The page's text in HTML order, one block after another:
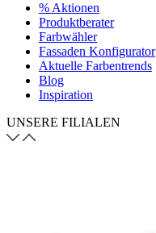
% Aktionen
Produktberater
Farbwähler
Fassaden Konfigurator
Aktuelle Farbentrends
Blog
Inspiration
UNSERE FILIALEN